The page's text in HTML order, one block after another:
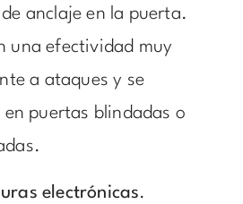
anclaje en la puerta.
una efectividad muy
a ataques y se
puertas blindadas o
electrónicas.